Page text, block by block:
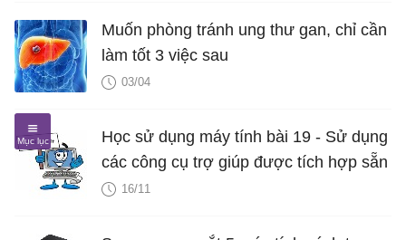
Muốn phòng tránh ung thư gan, chỉ cần
làm tốt 3 việc sau
03/04
Học sử dụng máy tính bài 19 - Sử dụng
các công cụ trợ giúp được tích hợp sẵn
16/11